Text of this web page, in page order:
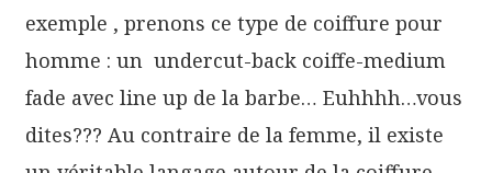
exemple , prenons ce type de coiffure pour
homme : un undercut-back coiffe-medium
fade avec line up de la barbe… Euhhhh…vous
dites??? Au contraire de la femme, il existe